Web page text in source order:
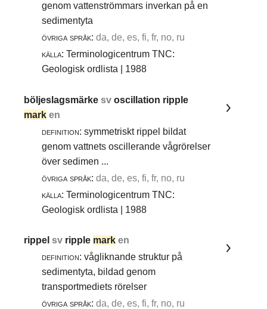
genom vattenströmmars inverkan på en
sedimentyta
övriga språk: da, de, es, fi, fr, no, ru
källa: Terminologicentrum TNC:
Geologisk ordlista | 1988
böljeslagsmärkesvoscillation ripple
mark en
definition: symmetriskt rippel bildat
genom vattnets oscillerande vågrörelser
över sedimen ...
övriga språk: da, de, es, fi, fr, no, ru
källa: Terminologicentrum TNC:
Geologisk ordlista | 1988
rippelsv ripple mark en
definition: vågliknande struktur på
sedimentyta, bildad genom
transportmediets rörelser
övriga språk: da, de, es, fi, fr, no, ru